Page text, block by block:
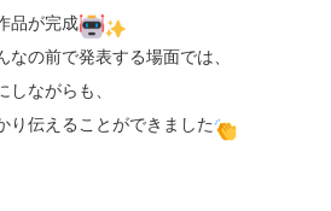
品が完成
なの前で発表する場面では、
しながらも、
り伝えることができました